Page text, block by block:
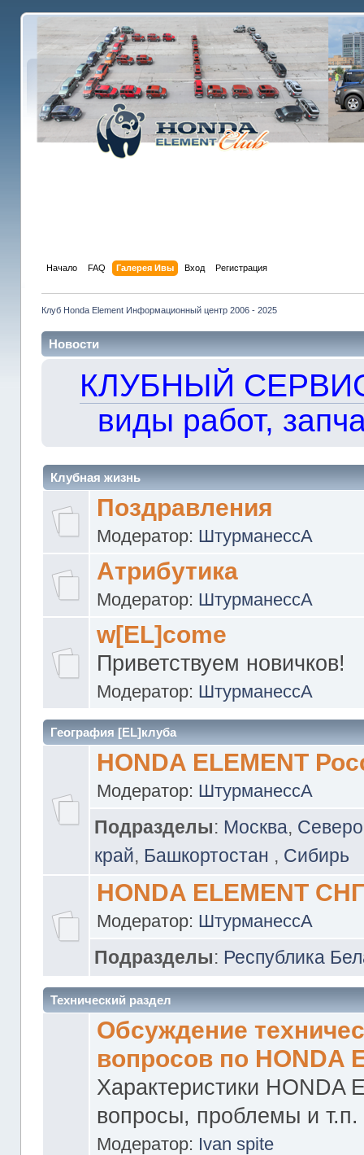
Начало FAQ Галерея Ивы Вход Регистрация
Клуб Honda Element Информационный центр 2006 - 2025
Новости
КЛУБНЫЙ
виды работ,
Клубная жизнь
Поздравления
Модератор: ШтурманессА
Атрибутика
Модератор: ШтурманессА
w[EL]come
Приветствуем новичков!
Модератор: ШтурманессА
География [EL]клуба
HONDA ELEMENT
Модератор: ШтурманессА
Подразделы: Москва,
край, Башкортостан , Сибирь
HONDA ELEMENT
Модератор: ШтурманессА
Подразделы: Республика
Технический раздел
Обсуждение
вопросов по HONDA
Характеристики HONDA
вопросы, проблемы и т.п.
Модератор: Ivan spite